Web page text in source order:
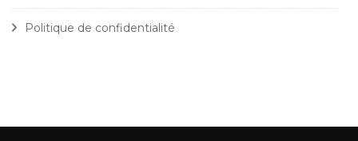
Politique de confidentialité